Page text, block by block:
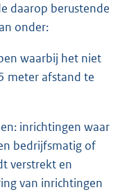
daarop berustende
onder:
waarbij het niet
meter afstand te
inrichtingen waar
bedrijfsmatig of
verstrekt en
van inrichtingen